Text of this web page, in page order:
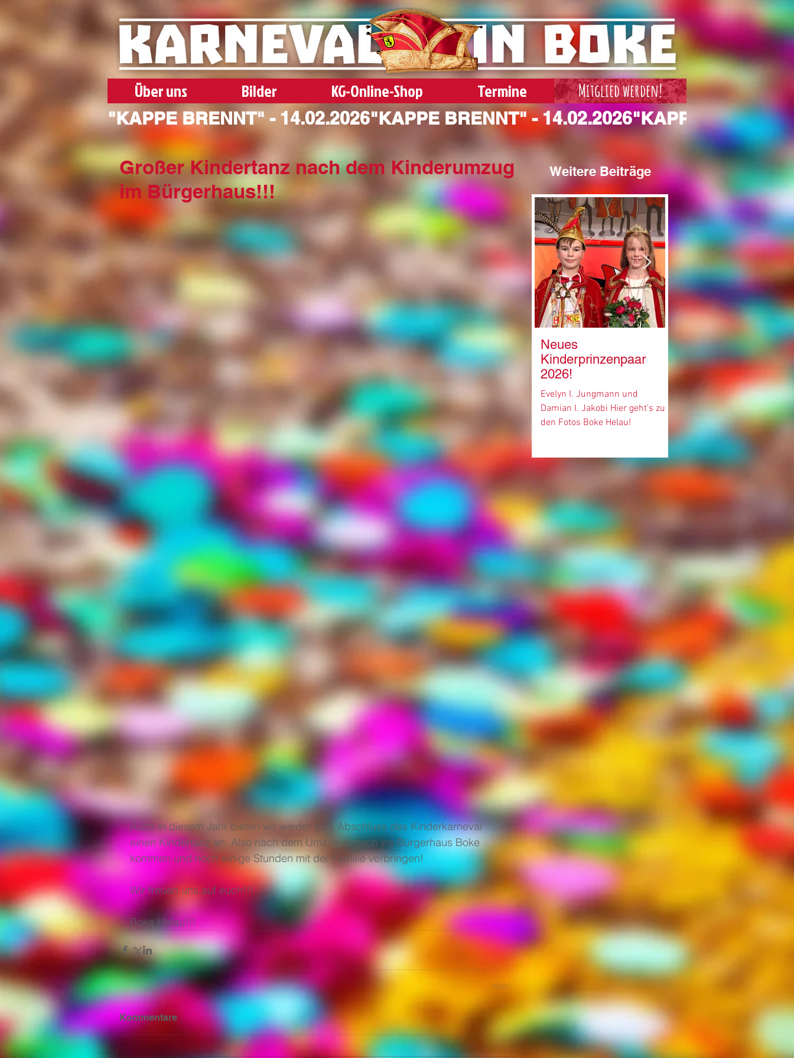
Über uns Bilder KG-Online-Shop Termine
Mitglied werden!
"KAPPE BRENNT" - 14.02.2026
Großer Kindertanz nach dem Kinderumzug
im Bürgerhaus!!!
Auch in diesem Jahr bieten wir wieder zum Abschluss des Kinderkarneval
einen Kindertanz an. Also nach dem Umzug einfach ins Bürgerhaus Boke
kommen und noch einige Stunden mit der Familie verbringen!
Wir freuen uns auf euch!!!
Boke Helau!!!
Kommentare
Weitere Beiträge
Neues
Kinderprinzenpaar
2026!
Evelyn I. Jungmann und
Damian I. Jakobi Hier geht's zu
den Fotos Boke Helau!
Prinz "Stephan II."
regiert Boker Narren
Westfalen Blatt Ausgabe von
Montag, den 02.03.2026
(Raphael Bopp) BOKE (WV).
Karneval am Lippestrand hat
einen neuen Prinzen: Im
Rahmen der traditionellen
Prinzenproklamation der KG
„Bleib Treu“ Boke im
Bürgerhaus Boke wurde
Stephan Kößmeier als
vorgestellt. Um 19.01 Uhr
eröffnete Präsident Heinrich
Fraune, der zusammen mit
Vizepräsidentin Svea Puls
moderierte, den Abend. Mit
dabei waren neben Vertretern